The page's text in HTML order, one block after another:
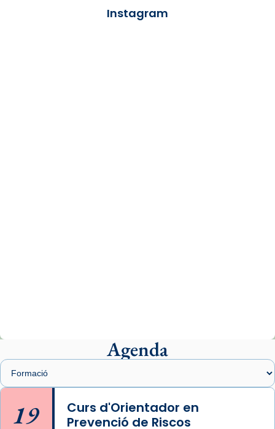
Arquebisbat de Barcelona
presidit aquest 27 de juliol la missa de Les
Santes de Mataró.
🔗tinyurl.com/cvu5jmbk
📸 J. Merino
Photo
Instagram
Agenda
19
Curs d'Orientador en
Prevenció de Riscos